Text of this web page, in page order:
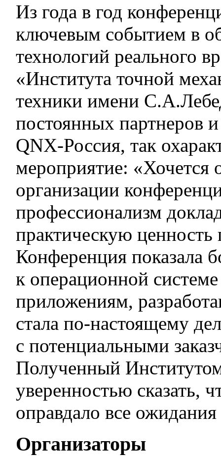
Из года в год
ключевым событием в
технологий реального
«Института точной
техники имени
постоянных партнеров
QNX-Россия, так
мероприятие: «Хочется
организации
профессионализм
практическую
Конференция показала
к операционной
приложениям,
стала по-настоящему
с потенциальными
Полученный
уверенностью сказать,
оправдало все
Организаторы